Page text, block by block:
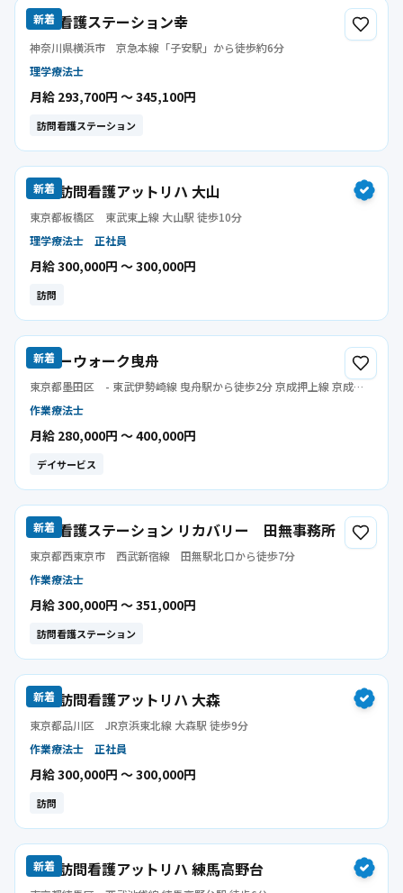
新着
訪問看護ステーション幸
神奈川県横浜市 京急本線「子安駅」から徒歩約6分
理学療法士
月給 293,700円 〜 345,100円
訪問看護ステーション
新着
指定訪問看護アットリハ 大山
東京都板橋区 東武東上線 大山駅 徒歩10分
理学療法士 正社員
月給 300,000円 〜 300,000円
訪問
新着
エバーウォーク曳舟
東京都墨田区 - 東武伊勢崎線 曳舟駅から徒歩2分 京成押上線 京成曳
作業療法士
月給 280,000円 〜 400,000円
デイサービス
新着
訪問看護ステーション リカバリー 田無事務所
東京都西東京市 西武新宿線 田無駅北口から徒歩7分
作業療法士
月給 300,000円 〜 351,000円
訪問看護ステーション
新着
指定訪問看護アットリハ 大森
東京都品川区 JR京浜東北線 大森駅 徒歩9分
作業療法士 正社員
月給 300,000円 〜 300,000円
訪問
新着
指定訪問看護アットリハ 練馬高野台